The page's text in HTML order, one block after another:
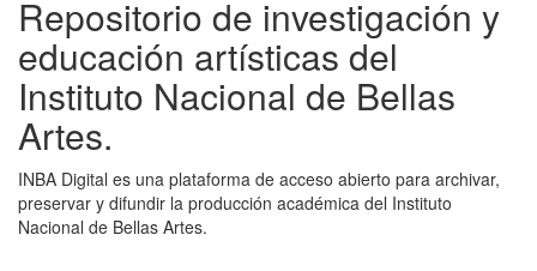
Repositorio de investigación y
educación artísticas del
Instituto Nacional de Bellas
Artes.
INBA Digital es una plataforma de acceso abierto para archivar,
preservar y difundir la producción académica del Instituto
Nacional de Bellas Artes.